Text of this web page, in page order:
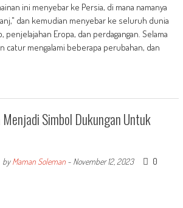
ini menyebar ke Persia, di mana namanya
dan kemudian menyebar ke seluruh dunia
penjelajahan Eropa, dan perdagangan. Selama
catur mengalami beberapa perubahan, dan
Simbol Dukungan Untuk
byMaman Soleman- November 12, 2023 0